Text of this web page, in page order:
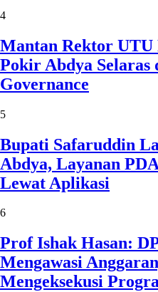
4
Mantan Rektor UTU
Pokir Abdya Selaras
Governance
5
Bupati Safaruddin
Abdya, Layanan
Lewat Aplikasi
6
Prof Ishak Hasan:
Mengawasi
Mengeksekusi